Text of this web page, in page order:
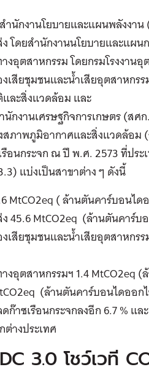
ำนักงานโยบายและแผนพลังงา
โดยสำนักงานนโยบายและแผน
งอุตสาหกรรม โดยกรมโรงงาน
เสียชุมชนและน้ำเสียอุตสาหก
ละสิ่งแวดล้อม และ
นักงานเศรษฐกิจการเกษตร (ส
ภาพภูมิอากาศและสิ่งแวดล้อม
อนกระจก ณ ปี พ.ศ. 2573 ที่ประ
แบ่งเป็นสาขาต่าง ๆ ดังนี้
MtCO2eq ( ล้านตันคาร์บอนได
45.6 MtCO2eq (ล้านตันคาร์บ
เสียชุมชนและน้ำเสียอุตสาหกร
งอุตสาหกรรมฯ 1.4 MtCO2eq
(ล้านตันคาร์บอนไดออก
ก๊าซเรือนกระจกลงอีก 6.7 % แ
างประเทศ
3.0 โชว์เวที